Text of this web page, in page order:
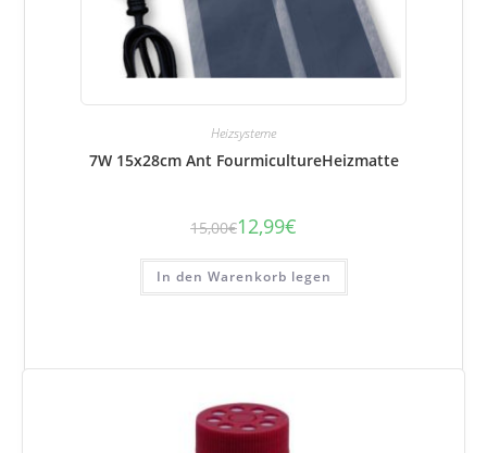
Heizsysteme
7W 15x28cm Ant FourmicultureHeizmatte
15,00€ Der
betrug:
15,00
€.
12,99€
Der
Preis
beträgt:
12,99
In den Warenkorb legen